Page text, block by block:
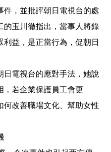
件，並批評朝日電視台的處
的玉川徹指出，當事人將錄
益，是正當行為，促朝日
電視台的應對手法，她說
，若企業保護員工會更
改善職場文化、幫助女性